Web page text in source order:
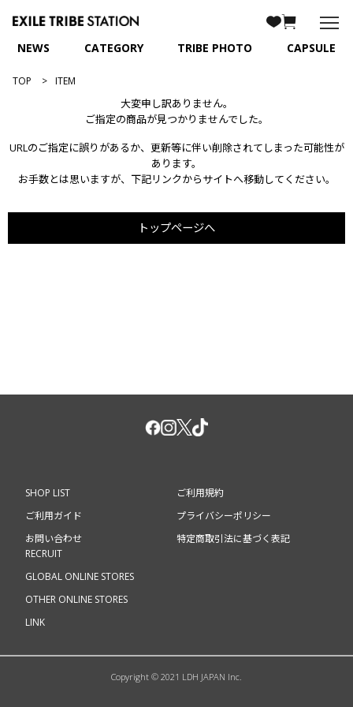
NEWS CATEGORY TRIBE PHOTO CAPSULE
TOP ITEM
大変申し訳ありません。
ご指定の商品が見つかりませんでした。
URLのご指定に誤りがあるか、更新等に伴い削除されてしまった可能性が
あります。
お手数とは思いますが、下記リンクからサイトへ移動してください。
トップページへ
SHOP LIST
ご利用ガイド
お問い合わせ
ご利用規約
プライバシーポリシー
特定商取引法に基づく表記
RECRUIT
GLOBAL ONLINE STORES
OTHER ONLINE STORES
LINK
Copyright © 2021 LDH JAPAN Inc.